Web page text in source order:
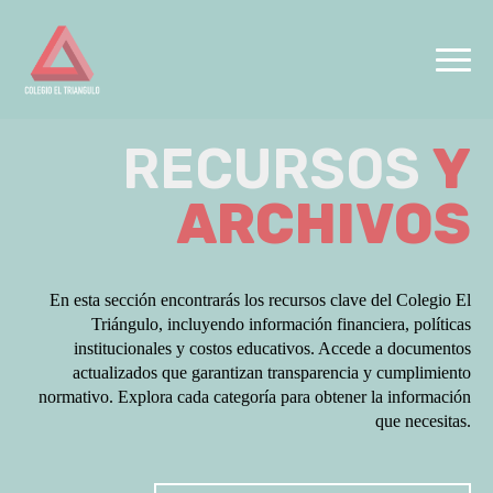
RECURSOS Y
ARCHIVOS
En esta sección encontrarás los recursos clave del Colegio El
Triángulo, incluyendo información financiera, políticas
institucionales y costos educativos. Accede a documentos
actualizados que garantizan transparencia y cumplimiento
normativo. Explora cada categoría para obtener la información
que necesitas.